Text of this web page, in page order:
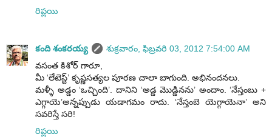
రిప్లయి
కంది శంకరయ్య
శుక్రవారం, ఫిబ్రవరి 03, 2012 7:54:00 AM
వసంత కిశోర్ గారూ,
మీ ‘లేటెస్ట్’ కృష్ణసత్యల పూరణ చాలా బాగుంది. అభినందనలు.
మళ్ళీ అడ్డం ‘ఒచ్చింది’. దానిని ‘అడ్డ మొడ్డినను’ అందాం. ‘నేస్తంబు +
ఎగ్గాయె’అన్నప్పుడు యడాగమం రాదు. ‘నేస్తంబె యెగ్గాయెనా’ అని
సవరిస్తే సరి!
రిప్లయి